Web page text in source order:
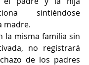
sintiéndose
madre.
la misma familia sin
no registrará
de los padres